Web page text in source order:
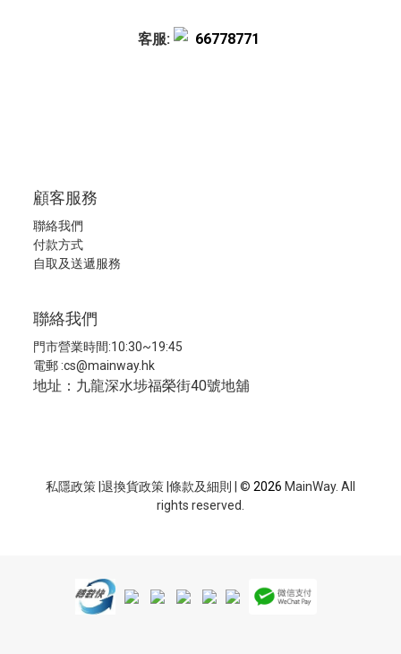
客服: 66778771
顧客服務
聯絡我們
付款方式
自取及送遞服務
聯絡我們
門市營業時間:10:30~19:45
電郵 :cs@mainway.hk
地址：九龍深水埗福榮街40號地舖
私隱政策 退換貨政策 條款及細則 | © 2026 MainWay. All
rights reserved.